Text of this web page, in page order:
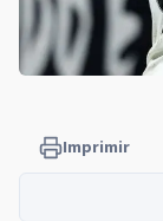
Imprimir